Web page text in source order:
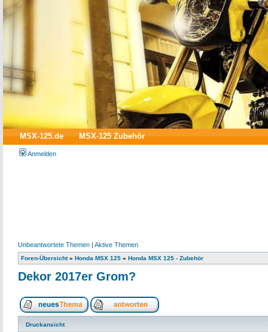
MSX-125.de MSX-125 Zubehör
Anmelden
Unbeantwortete Themen | Aktive Themen
Foren-Übersicht» Honda MSX 125 » Honda MSX 125 - Zubehör
Dekor 2017er Grom?
Druckansicht